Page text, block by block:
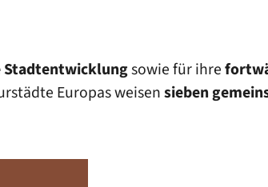
sowie für ihre
Europas weisensieben